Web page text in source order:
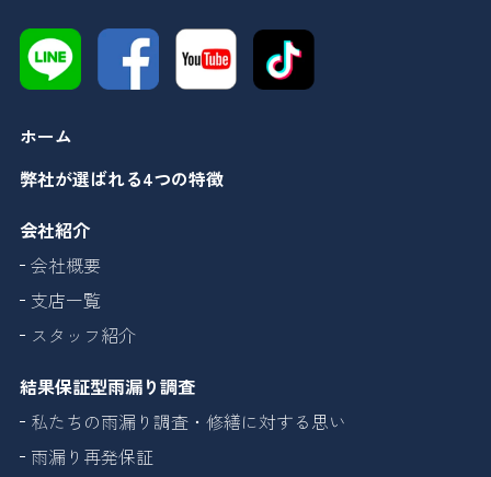
ホーム
弊社が選ばれる4つの特徴
会社紹介
会社概要
支店一覧
スタッフ紹介
結果保証型雨漏り調査
私たちの雨漏り調査・修繕に対する思い
雨漏り再発保証